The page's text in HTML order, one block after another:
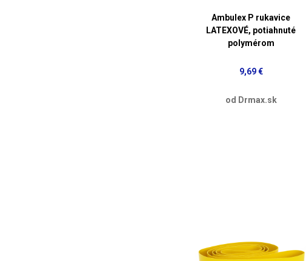
Ambulex P rukavice
LATEXOVÉ, potiahnuté
polymérom
9,69 €
od Drmax.sk